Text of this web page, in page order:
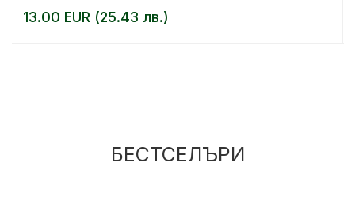
13.00 EUR (25.43 лв.)
БЕСТСЕЛЪРИ